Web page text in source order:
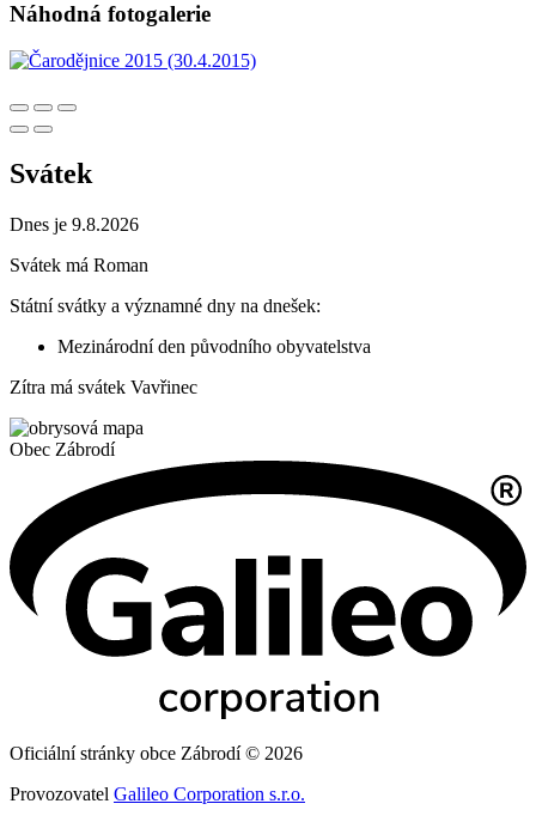
Náhodná fotogalerie
Svátek
Dnes je 9.8.2026
Svátek má Roman
Státní svátky a významné dny na dnešek:
Mezinárodní den původního obyvatelstva
Zítra má svátek Vavřinec
Obec Zábrodí
Oficiální stránky obce Zábrodí © 2026
Provozovatel Galileo Corporation s.r.o.